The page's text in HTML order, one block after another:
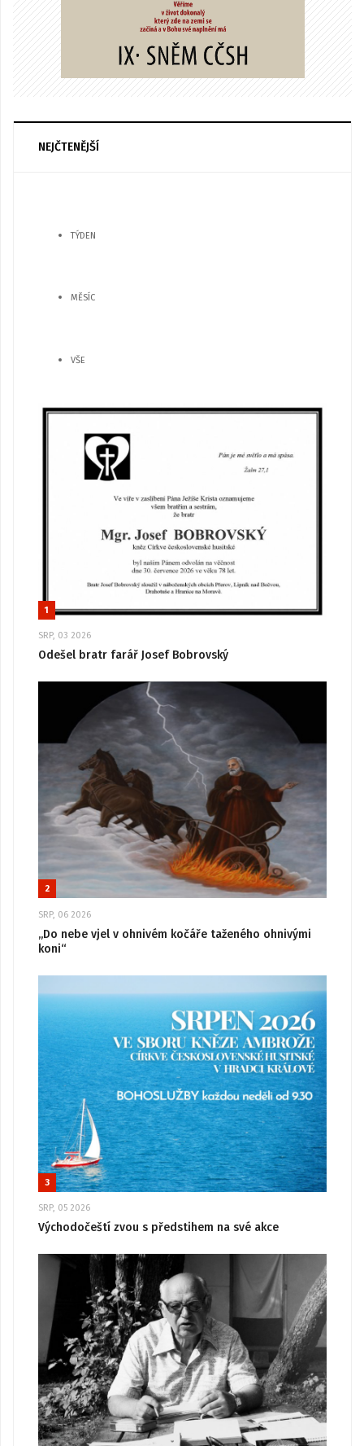
NEJČTENĚJŠÍ
TÝDEN
MĚSÍC
VŠE
1
SRP, 03 2026
Odešel bratr farář Josef Bobrovský
2
SRP, 06 2026
„Do nebe vjel v ohnivém kočáře taženého ohnivými
koni“
3
SRP, 05 2026
Východočeští zvou s předstihem na své akce